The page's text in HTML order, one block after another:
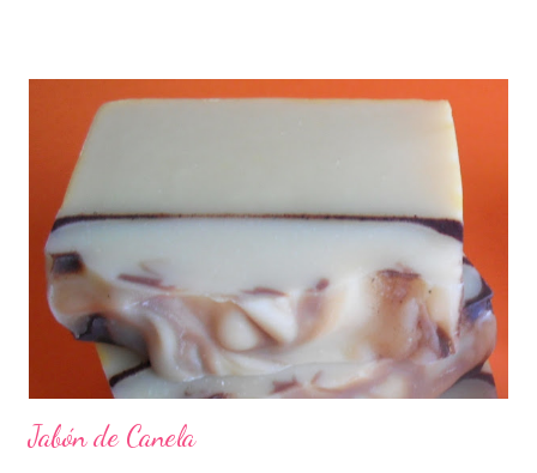
Jabón de Canela